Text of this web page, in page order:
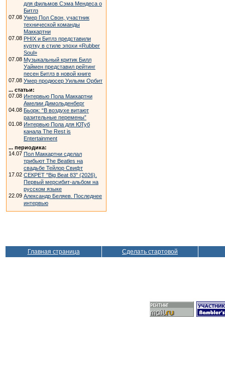
для фильмов Сэма Мендеса о
Битлз
07.08 Умер Пол Свон, участник
технической команды
Маккартни
07.08 PHIX и Битлз представили
куртку в стиле эпохи «Rubber
Soul»
07.08 Музыкальный критик Билл
Уаймен представил рейтинг
песен Битлз в новой книге
07.08 Умер продюсер Уильям Орбит
... статьи:
07.08 Интервью Пола Маккартни
Амелии Димольденберг
04.08 Бьорк: “В воздухе витают
разительные перемены”
01.08 Интервью Пола для ЮТуб
канала The Rest is
Entertainment
... периодика:
14.07 Пол Маккартни сделал
трибьют The Beatles на
свадьбе Тейлор Свифт
17.02 СЕКРЕТ "Big Beat 83" (2026).
Первый мерсибит-альбом на
русском языке
22.09 Александр Беляев. Последнее
интервью
Главная страница Сделать стартовой